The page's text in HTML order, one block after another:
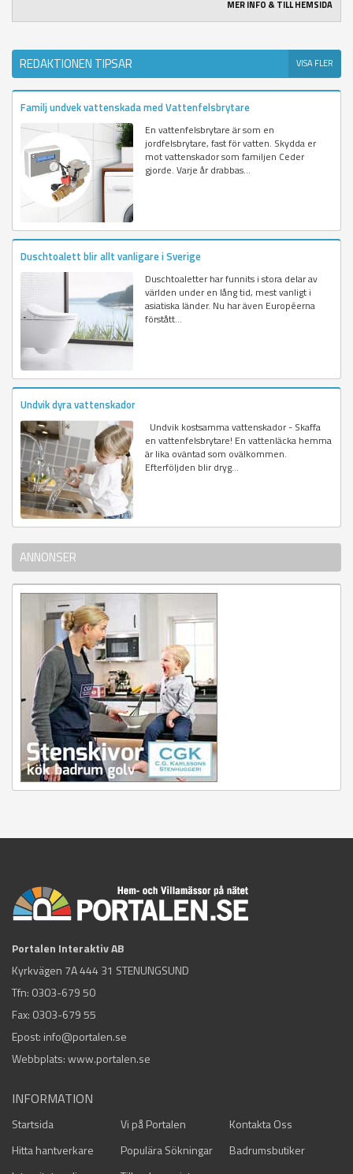
MER INFO & TILL HEMSIDA
REDAKTIONEN TIPSAR VISA FLER
Familj undvek vattenskada med Vattenfelsbrytare
En vattenfelsbrytare är som en
jordfelsbrytare, fast för vatten. Skydda er
mot vattenskador som familjen Ceder
gjorde. Varje år drabbas...
Duschtoalett blir allt vanligare i Sverige
Duschtoaletter har funnits i stora delar av
världen under en lång tid, mest vanligt i
asiatiska länder. Nu har även Européerna
förstått...
Undvik dyra vattenskador
Undvik kostsamma vattenskador - Skaffa
en vattenfelsbrytare! En vattenläcka hemma
är lika oväntad som ovälkommen.
Efterföljden blir dryg...
ANNONSER
Portalen Interaktiv AB
Kyrkvägen 7A 444 31 STENUNGSUND
Tfn: 0303-679 50
Fax: 0303-679 55
Epost: info@portalen.se
Webbplats: www.portalen.se
INFORMATION
Startsida Vi på Portalen
Kontakta Oss
Hitta hantverkare
Populära Sökningar
Badrumsbutiker